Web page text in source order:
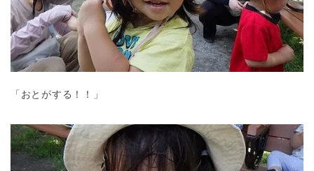
「おとがする！！」